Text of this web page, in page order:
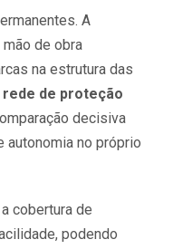
A
de obra
na estrutura das
rede de proteção
decisiva
autonomia no próprio
cobertura de
podendo